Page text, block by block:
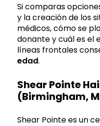
Si comparas
y la creación de los
médicos, cómo se
donante y cuál es el
líneas frontales
edad.
Shear Pointe
(Birmingham,
Shear Pointe es un